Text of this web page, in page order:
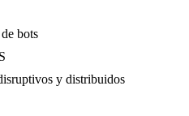
bots
y distribuidos